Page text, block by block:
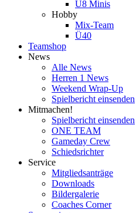
U8 Minis
Hobby
Mix-Team
Ü40
Teamshop
News
Alle News
Herren 1 News
Weekend Wrap-Up
Spielbericht einsenden
Mitmachen!
Spielbericht einsenden
ONE TEAM
Gameday Crew
Schiedsrichter
Service
Mitgliedsanträge
Downloads
Bildergalerie
Coaches Corner